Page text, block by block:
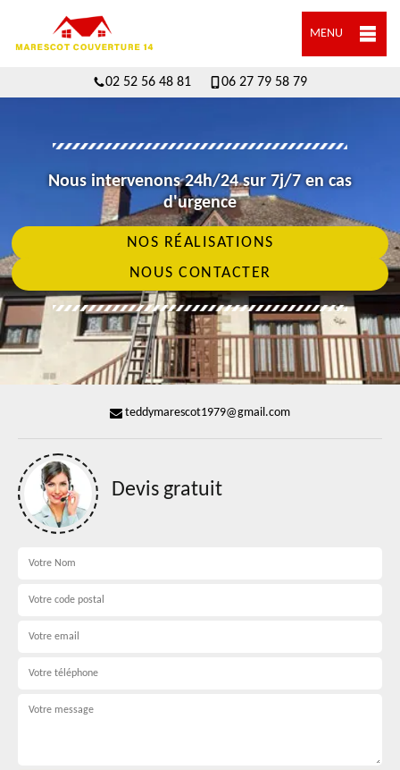
MENU
02 52 56 48 81 06 27 79 58 79
Nous intervenons 24h/24 sur 7j/7 en cas
d'urgence
NOS RÉALISATIONS
NOUS CONTACTER
teddymarescot1979@gmail.com
Devis gratuit